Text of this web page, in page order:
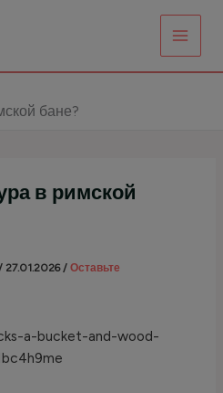
бане?
в римской
27.01.2026/Оставьте